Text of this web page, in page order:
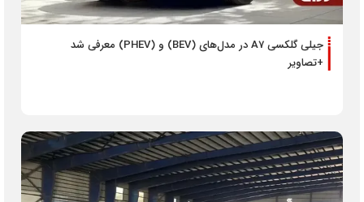
جیلی گلکسی A7 در مدل‌های (BEV) و (PHEV) معرفی شد
+تصاویر